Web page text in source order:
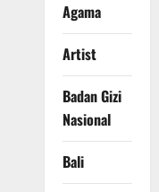
Agama
Artist
Badan Gizi
Nasional
Bali